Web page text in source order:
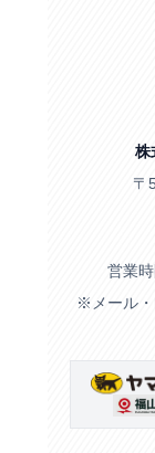
株
〒
営業
※メール・